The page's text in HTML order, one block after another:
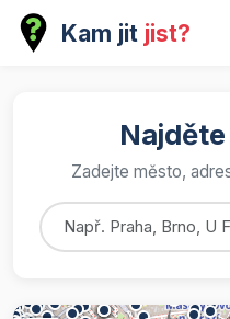
Kam jit jist?
Zadejte město,